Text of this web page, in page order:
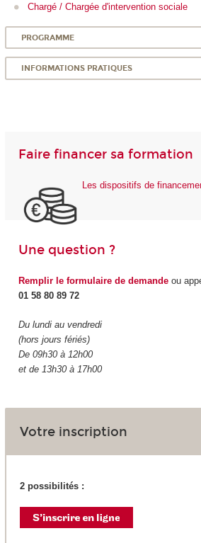
Chargé / Chargée d'intervention sociale
PROGRAMME
INFORMATIONS PRATIQUES
Faire financer sa formation
Les dispositifs de
Une question ?
Remplir le formulaire de demandeou
01 58 80 89 72
Du lundi au vendredi
(hors jours fériés)
De 09h30 à 12h00
et de 13h30 à 17h00
Votre inscription
2 possibilités :